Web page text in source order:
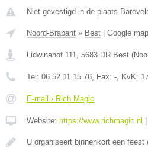
Niet gevestigd in de plaats
Noord-Brabant » Best Google
Lidwinahof 111 5683 DR Best (
Tel: 06 52 11 15 76 , Fax: - , KvK:
E-mail › Rich Magic
Website: https://www.richmagic.nl
U organiseert binnenkort een